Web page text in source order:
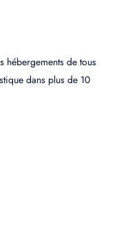
hébergements de tous
dans plus de 10